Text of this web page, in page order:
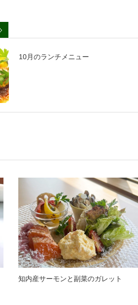
10月のランチメニュー
知内産サーモンと副菜のガレット